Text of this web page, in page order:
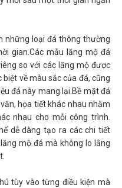
những loại đá thông thường
gian.Các mẫu lăng mộ đá
so với các lăng mộ được
về màu sắc của đá, cũng
đá này mang lại.Bề mặt đá
họa tiết khác nhau nhằm
nhau cho mỗi công trình.
dễ dàng tạo ra các chi tiết
mộ đá mà không lo lắng
tùy vào từng điều kiện mà